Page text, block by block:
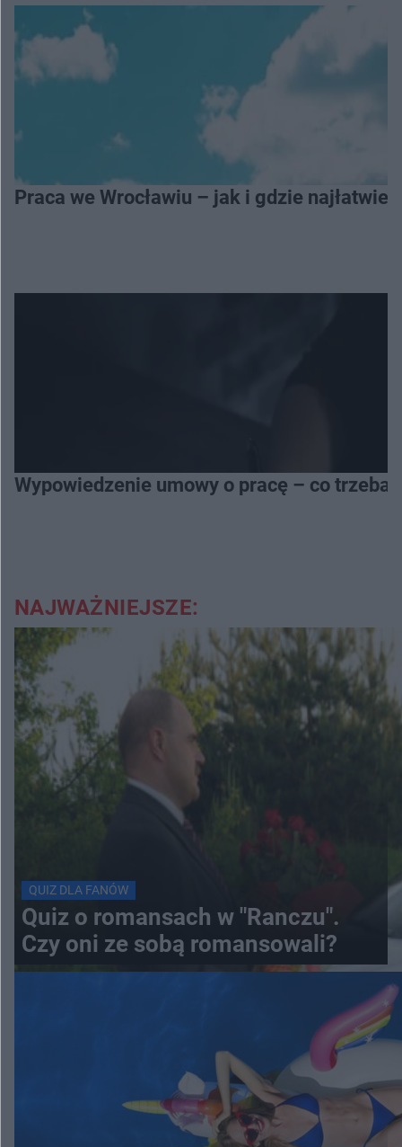
Praca we Wrocławiu – jak i gdzie najłatwiej
Wypowiedzenie umowy o pracę – co trzeba
NAJWAŻNIEJSZE:
QUIZ DLA FANÓW
Quiz o romansach w "Ranczu".
Czy oni ze sobą romansowali?